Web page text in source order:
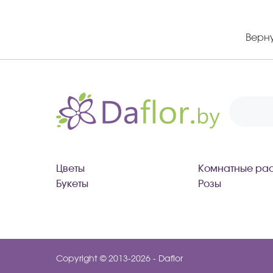
Цветы Комнатные
Букеты
Розы
Copyright © 2013-2026 - Daflor